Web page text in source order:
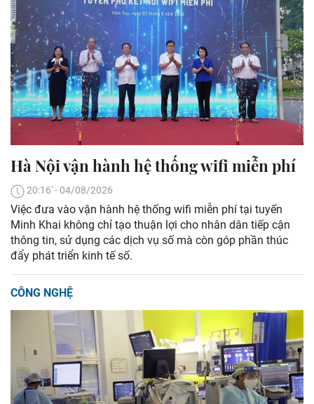
Hà Nội vận hành hệ thống wifi miễn phí
20:16' - 04/08/2026
Việc đưa vào vận hành hệ thống wifi miễn phí tại tuyến
Minh Khai không chỉ tạo thuận lợi cho nhân dân tiếp cận
thông tin, sử dụng các dịch vụ số mà còn góp phần thúc
đẩy phát triển kinh tế số.
CÔNG NGHỆ